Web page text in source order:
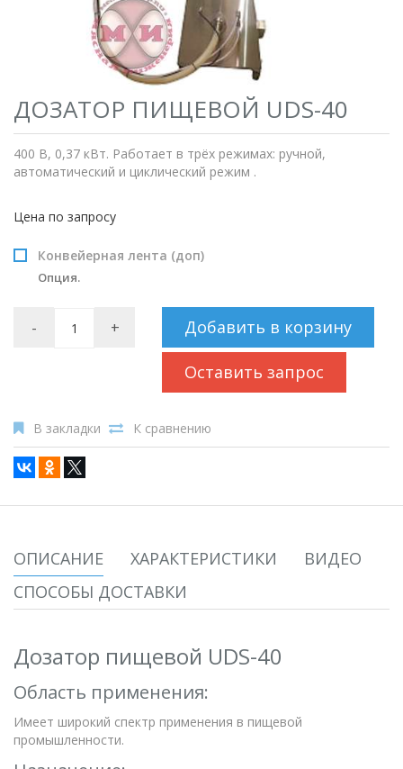
ДОЗАТОР ПИЩЕВОЙ UDS-40
400 В, 0,37 кВт. Работает в трёх режимах: ручной,
автоматический и циклический режим .
Цена по запросу
Конвейерная лента (доп)
Опция.
- + Добавить в корзину
Оставить запрос
В закладки К сравнению
ОПИСАНИЕ ХАРАКТЕРИСТИКИ
ВИДЕО
СПОСОБЫ ДОСТАВКИ
Дозатор пищевой UDS-40
Область применения:
Имеет широкий спектр применения в пищевой
промышленности.